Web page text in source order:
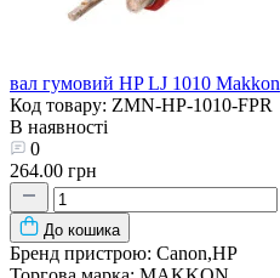
вал гумовий HP LJ 1010 Makkon
Код товару: ZMN-HP-1010-FPR
В наявності
0
264.00 грн
До кошика
Бренд пристрою: Canon,HP